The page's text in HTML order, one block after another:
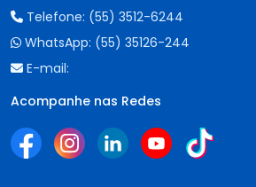
Telefone: (55) 3512-6244
WhatsApp: (55) 35126-244
E-mail:
Acompanhe nas Redes